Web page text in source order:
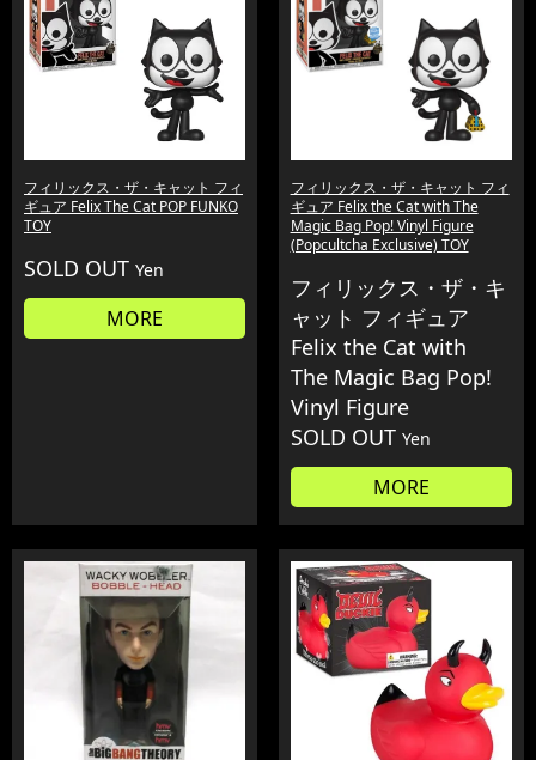
フィリックス・ザ・キャット フィ
ギュア Felix The Cat POP FUNKO
TOY
SOLD OUT Yen
MORE
フィリックス・ザ・キャット フィ
ギュア Felix the Cat with The
Magic Bag Pop! Vinyl Figure
(Popcultcha Exclusive) TOY
フィリックス・ザ・キ
ャット フィギュア
Felix the Cat with
The Magic Bag Pop!
Vinyl Figure
SOLD OUT Yen
MORE